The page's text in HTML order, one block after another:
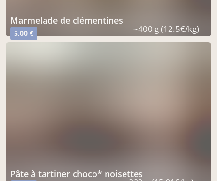
marmelade de clémentines
5,00 € ~400 g (12.5€/kg)
pâte à tartiner choco* noisettes